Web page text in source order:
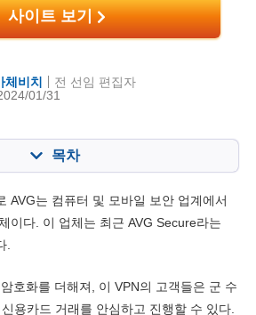
사이트 보기
체비치
01/31
전 선임 편집자
목차
4.2
8.4
6.3
AVG는 컴퓨터 및 모바일 보안 업계에서
이다. 이 업체는 최근 AVG Secure라는
.
호화를 더해져, 이 VPN의 고객들은 군 수
용카드 거래를 안심하고 진행할 수 있다.